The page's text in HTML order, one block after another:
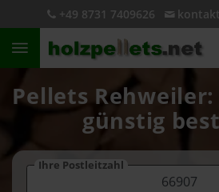
+49 8731 7409626
Pellets
günstig
Ihre Postleitzahl